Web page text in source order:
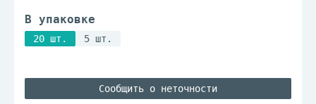
В упаковке
20 шт. 5 шт.
Сообщить о неточности